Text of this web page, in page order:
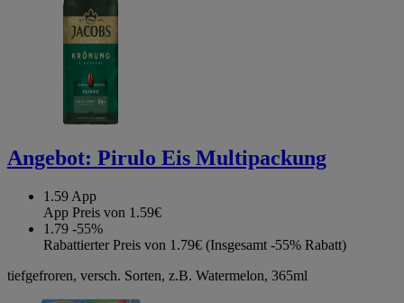
Angebot: Pirulo Eis Multipackung
1.59 App
App Preis von 1.59€
1.79 -55%
Rabattierter Preis von 1.79€ (Insgesamt -55% Rabatt)
tiefgefroren, versch. Sorten, z.B. Watermelon, 365ml